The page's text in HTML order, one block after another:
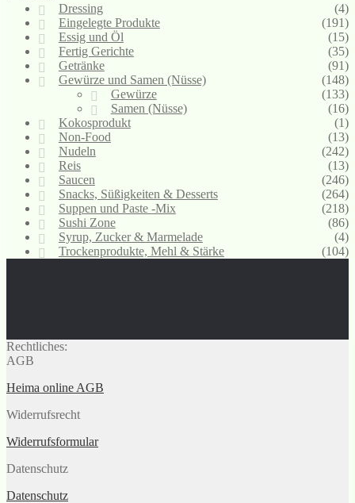
Dressing
(4)
Eingelegte Produkte
(191)
Essig und Öl
(15)
Fertig Gerichte
(35)
Getränke
(91)
Gewürze und Samen (Nüsse)
(148)
Gewürze
(133)
Samen (Nüsse)
(16)
Kokosprodukt
(1)
Non-Food
(13)
Nudeln
(242)
Reis
(13)
Saucen
(246)
Snacks, Süßigkeiten & Desserts
(264)
Suppen und Paste -Mix
(218)
Sushi Zone
(86)
Syrup, Zucker & Marmelade
(4)
Trockenprodukte, Mehl & Stärke
(104)
Rechtliches:
AGB
Heima online AGB
Widerrufsrecht
Widerrufsformular
Datenschutz
Datenschutz